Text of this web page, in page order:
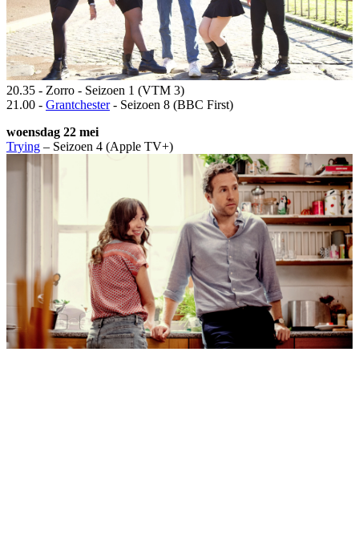
20.35 - Zorro - Seizoen 1 (VTM 3)
21.00 - Grantchester- Seizoen 8 (BBC First)
woensdag 22 mei
Trying – Seizoen 4 (Apple TV+)